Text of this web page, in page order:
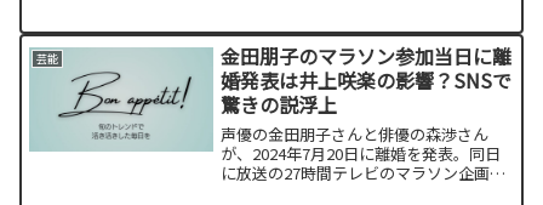
の声や彼女のダイエット方法についても
詳しく見ていきましょう。
芸能
金田朋子のマラソン参加当日に離
婚発表は井上咲楽の影響？SNSで
驚きの説浮上
声優の金田朋子さんと俳優の森渉さん
が、2024年7月20日に離婚を発表。同日
に放送の27時間テレビのマラソン企画に